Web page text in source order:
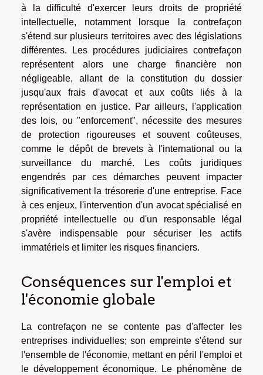
à la difficulté d'exercer leurs droits de propriété
intellectuelle, notamment lorsque la contrefaçon
s'étend sur plusieurs territoires avec des législations
différentes. Les procédures judiciaires contrefaçon
représentent alors une charge financière non
négligeable, allant de la constitution du dossier
jusqu'aux frais d'avocat et aux coûts liés à la
représentation en justice. Par ailleurs, l'application
des lois, ou "enforcement", nécessite des mesures
de protection rigoureuses et souvent coûteuses,
comme le dépôt de brevets à l'international ou la
surveillance du marché. Les coûts juridiques
engendrés par ces démarches peuvent impacter
significativement la trésorerie d'une entreprise. Face
à ces enjeux, l'intervention d'un avocat spécialisé en
propriété intellectuelle ou d'un responsable légal
s'avère indispensable pour sécuriser les actifs
immatériels et limiter les risques financiers.
Conséquences sur l'emploi et
l'économie globale
La contrefaçon ne se contente pas d'affecter les
entreprises individuelles; son empreinte s'étend sur
l'ensemble de l'économie, mettant en péril l'emploi et
le développement économique. Le phénomène de